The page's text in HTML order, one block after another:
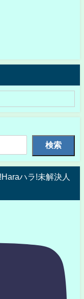
検索
ハラ!未解決人